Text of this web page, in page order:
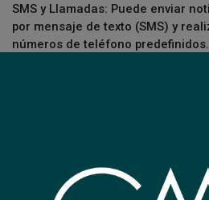
SMS y Llamadas: Puede enviar
por mensaje de texto (SMS) y
números de teléfono predefinidos.
Instalación y Conexión: Módulo
directamente sobre la placa del
o fuentes adicionales.